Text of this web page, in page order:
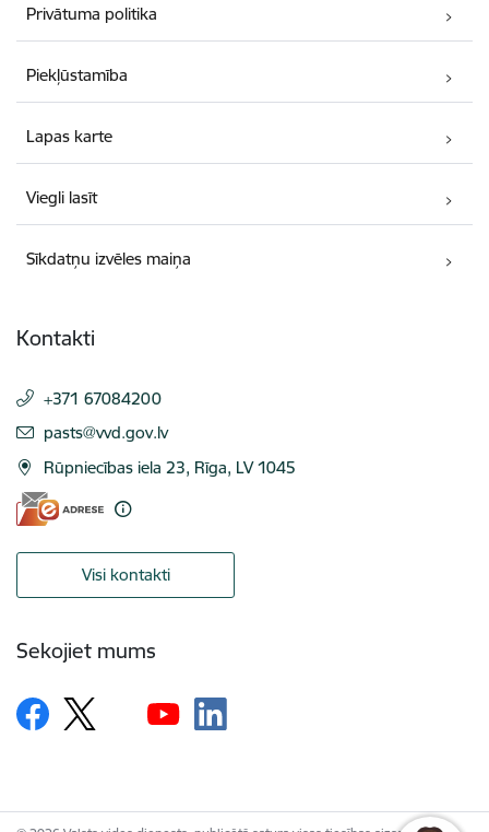
Privātuma politika
Piekļūstamība
Lapas karte
Viegli lasīt
Sīkdatņu izvēles maiņa
Kontakti
+371 67084200
E-pasts:
pasts@vvd.gov.lv
Rūpniecības iela 23, Rīga, LV 1045
Visi kontakti
Sekojiet mums